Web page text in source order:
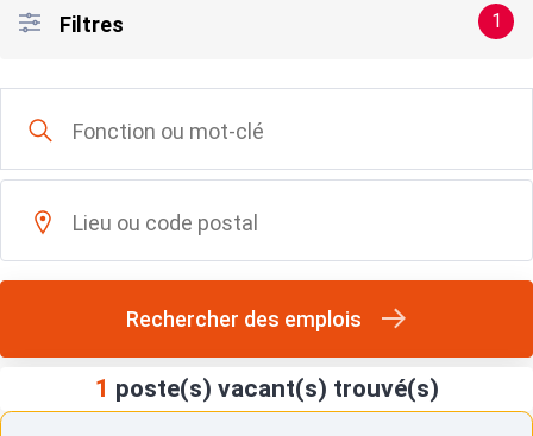
Filtres 1
Rechercher des emplois
1 poste(s) vacant(s) trouvé(s)